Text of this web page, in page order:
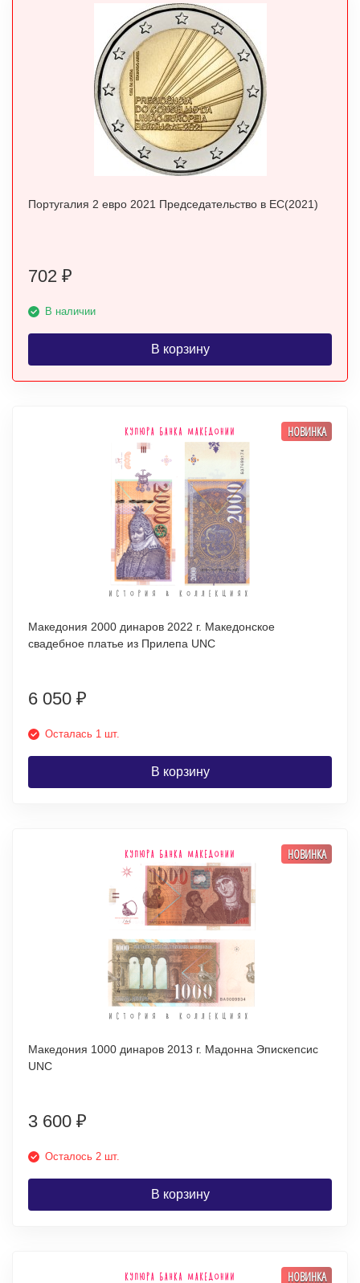
Португалия 2 евро 2021 Председательство в ЕС(2021)
702 ₽
В наличии
В корзину
НОВИНКА
Македония 2000 динаров 2022 г. Македонское
свадебное платье из Прилепа UNC
6 050 ₽
Осталась 1 шт.
В корзину
НОВИНКА
Македония 1000 динаров 2013 г. Мадонна Эпискепсис
UNC
3 600 ₽
Осталось 2 шт.
В корзину
НОВИНКА